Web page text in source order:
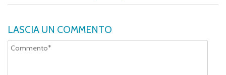
LASCIA UN COMMENTO